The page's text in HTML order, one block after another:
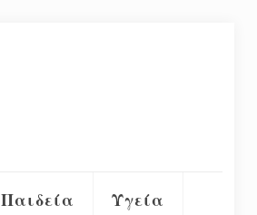
Παιδεία Υγεία